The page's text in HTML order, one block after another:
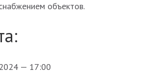
объектов.
— 17:00